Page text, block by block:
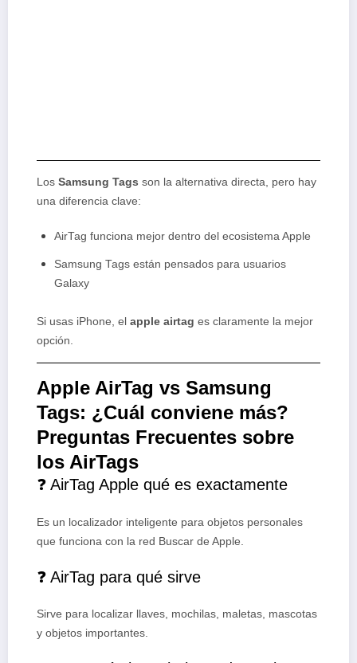
Los Samsung Tags son la alternativa directa, pero hay
una diferencia clave:
AirTag funciona mejor dentro del ecosistema Apple
Samsung Tags están pensados para usuarios
Galaxy
Si usas iPhone, el apple airtag es claramente la mejor
opción.
Apple AirTag vs Samsung
Tags: ¿Cuál conviene más?
Preguntas Frecuentes sobre
los AirTags
❓ AirTag Apple qué es exactamente
Es un localizador inteligente para objetos personales
que funciona con la red Buscar de Apple.
❓ AirTag para qué sirve
Sirve para localizar llaves, mochilas, maletas, mascotas
y objetos importantes.